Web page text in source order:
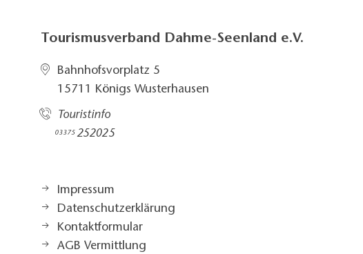
Tourismusverband Dahme-Seenland e.V.
Bahnhofsvorplatz 5​
15711 Königs Wusterhausen
Touristinfo
03375252025​
Impressum
Datenschutzerklärung
Kontaktformular
AGB Vermittlung